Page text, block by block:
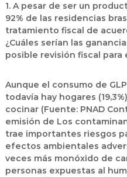
1. A pesar de ser un
92% de las residencias
tratamiento fiscal de
¿Cuáles serían las
posible revisión fiscal para
Aunque el consumo de
todavía hay hogares
cocinar (Fuente: PNAD
emisión de Los
trae importantes riesgos
efectos ambientales
veces más monóxido de
personas expuestas al